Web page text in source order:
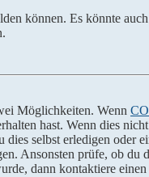
können. Es könnte
Möglichkeiten. Wenn
hast. Wenn dies
selbst erledigen oder
Ansonsten prüfe, ob du
dann kontaktiere